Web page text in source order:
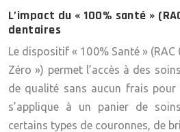
L’impact du « 100% santé »
dentaires
Le dispositif « 100% Santé » (RAC
Zéro ») permet l’accès à des
de qualité sans aucun frais
s’applique à un panier de
certains types de couronnes, de